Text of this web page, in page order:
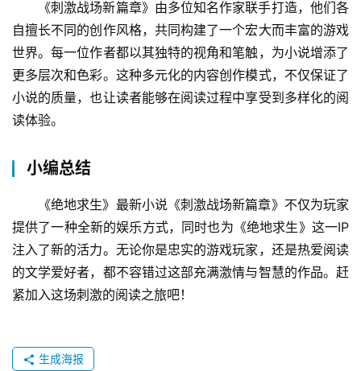
《刺激战场新篇章》由多位知名作家联手打造，他们各
自擅长不同的创作风格，共同构建了一个宏大而丰富的游戏
世界。每一位作者都以其独特的视角和笔触，为小说增添了
更多层次和色彩。这种多元化的内容创作模式，不仅保证了
小说的质量，也让读者能够在阅读过程中享受到多样化的阅
读体验。
小编总结
《绝地求生》最新小说《刺激战场新篇章》不仅为玩家
提供了一种全新的娱乐方式，同时也为《绝地求生》这一IP
注入了新的活力。无论你是忠实的游戏玩家，还是热爱阅读
的文学爱好者，都不容错过这部充满激情与智慧的作品。赶
紧加入这场刺激的阅读之旅吧！
生成海报